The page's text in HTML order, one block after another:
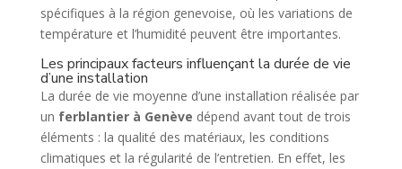
spécifiques à la région genevoise, où les variations de
température et l’humidité peuvent être importantes.
Les principaux facteurs influençant la durée de vie
d’une installation
La durée de vie moyenne d’une installation réalisée par
un ferblantier à Genève dépend avant tout de trois
éléments : la qualité des matériaux, les conditions
climatiques et la régularité de l’entretien. En effet, les